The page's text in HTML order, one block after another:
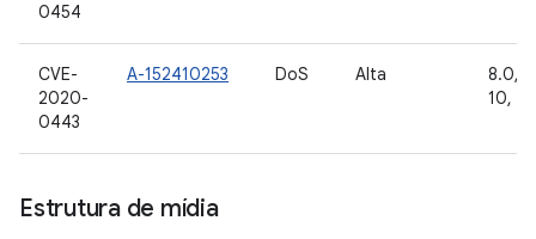
0454
CVE-
2020-
0443
A-152410253 DoS Alta
8.0,
10, 11
Estrutura de mídia